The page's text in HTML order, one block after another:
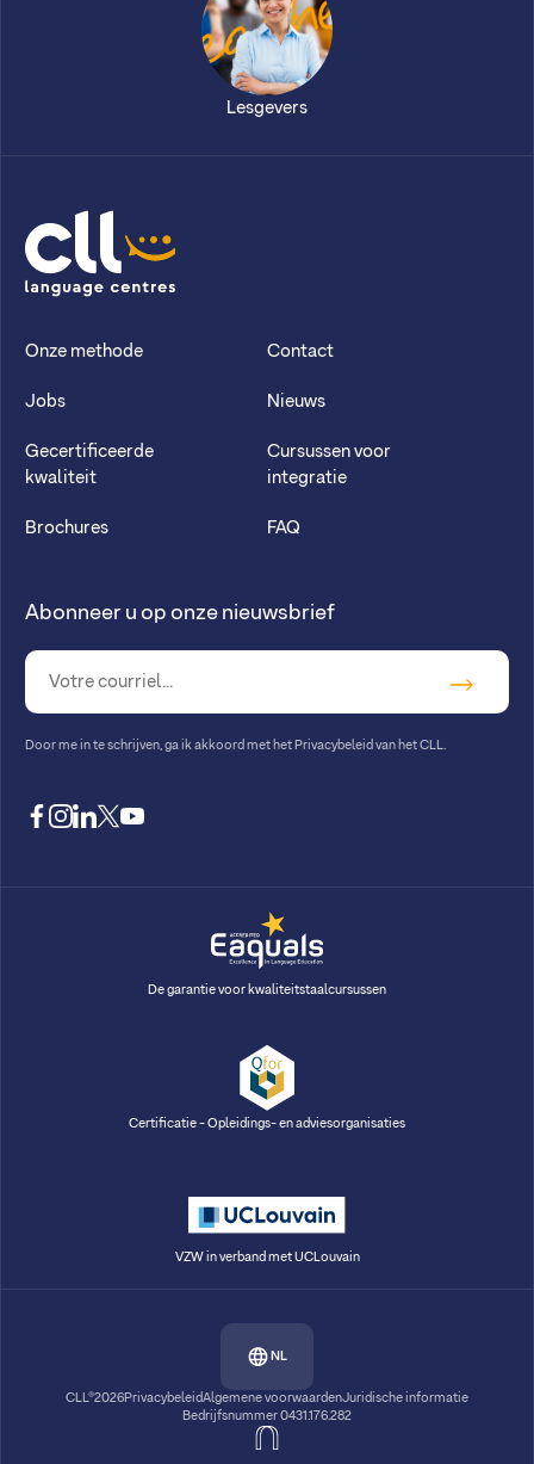
Lesgevers
CLL
Onze methode
Jobs
Gecertificeerde
kwaliteit
Brochures
Contact
Nieuws
Cursussen voor
integratie
FAQ
Abonneer u op onze nieuwsbrief
Door me in te schrijven, ga ik akkoord met het Privacybeleid van het CLL
facebook
instagram
linkedin
twitteryoutube
De garantie voor kwaliteitstaalcursussen
Certificatie - Opleidings- en adviesorganisaties
VZW in verband met UCLouvain
NL
CLL®2026PrivacybeleidAlgemene voorwaardenJuridische informatie
Bedrijfsnummer 0431.176.282